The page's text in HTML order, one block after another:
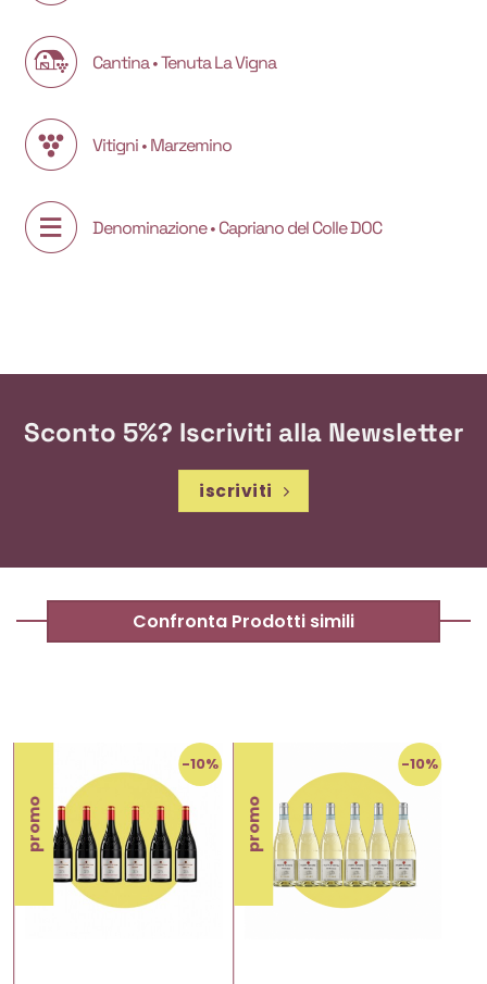
Cantina • Tenuta La Vigna
Vitigni • Marzemino
Denominazione • Capriano del Colle DOC
Sconto 5%? Iscriviti alla Newsletter
iscriviti
Confronta Prodotti simili
-10%
promo
-10%
promo